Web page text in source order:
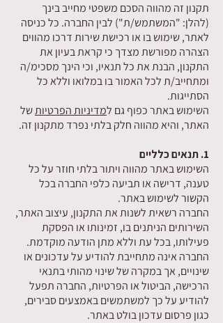
תקנון זה מהווה הסכם משפטי מחייב בינך
(להלן: "המשתמש/ת") לבין החברה. כל כניסה
לאתר, שימוש בו או רכישת שירות דרכו מהווים
הצהרה מפורשת מצדך כי קראת בעיון את
התקנון, הבנת את כל תנאיו, וכי הינך מסכימ/ה
ומתחייב/ת לכל האמור בו במלואו וללא כל
הסתייגות.
השימוש באתר כפוף גם למדיניות הפרטיותשל
האתר, והיא מהווה חלק בלתי נפרד מתקנון זה.
1. תנאים כלליים
השימוש באתר מהווה ויתור בלתי חוזר על כל
טענה, דרישה או תביעה כלפי החברה בכל
הקשור לשימוש באתר.
החברה רשאית לשנות את התקנון, עיצוב האתר,
השירותים הניתנים בו, זמינותו או הפסקת
פעילותו, בכל עת וללא מתן הודעה מוקדמת.
החברה אינה מתחייבת להודיע על עדכונים או
שינויים, אך במקרה של שינוי מהותי בתנאי
הרכישה, הביטול או הפרטיות, החברה תפעל
להודיע על כך למשתמשים באמצעים סבירים,
כגון פרסום עדכון בולט באתר.